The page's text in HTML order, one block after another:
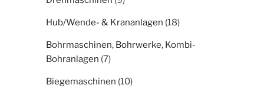
Hub/Wende- & Krananlagen (18)
Bohrmaschinen, Bohrwerke, Kombi-
Bohranlagen (7)
Biegemaschinen (10)